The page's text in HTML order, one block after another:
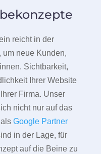
reicht in der
um neue Kunden,
Sichtbarkeit,
Ihrer Website
Firma. Unser
nicht nur auf das
Google Partner
in der Lage, für
auf die Beine zu